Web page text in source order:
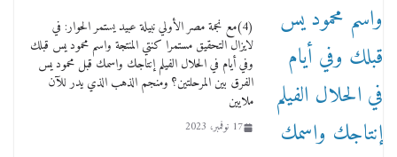
القويري ملك الدعاية لأشهر بسكويت في مصر
17 يناير، 2026
(4)مع نجمة مصر الأولي نبيلة عبيد يستمر الحوار: في
لايزال التحقيق مستمرا كنتي المنتجة واسم محمود يس قبلك
وفي أيام في الحلال الفيلم إنتاجك واسمك قبل محمود يس
الفرق بين المرحلتين؟ ومنجم الذهب الذي يدر للآن
ملايين
17 نوفمبر، 2023